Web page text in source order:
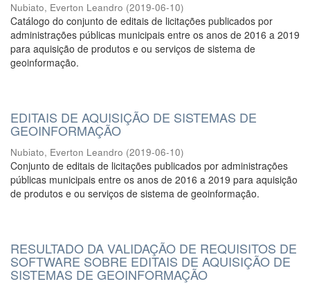
Nubiato, Everton Leandro (2019-06-10)
Catálogo do conjunto de editais de licitações publicados por
administrações públicas municipais entre os anos de 2016 a 2019
para aquisição de produtos e ou serviços de sistema de
geoinformação.
EDITAIS DE AQUISIÇÃO DE SISTEMAS DE
GEOINFORMAÇÃO
Nubiato, Everton Leandro (2019-06-10)
Conjunto de editais de licitações publicados por administrações
públicas municipais entre os anos de 2016 a 2019 para aquisição
de produtos e ou serviços de sistema de geoinformação.
RESULTADO DA VALIDAÇÃO DE REQUISITOS DE
SOFTWARE SOBRE EDITAIS DE AQUISIÇÃO DE
SISTEMAS DE GEOINFORMAÇÃO